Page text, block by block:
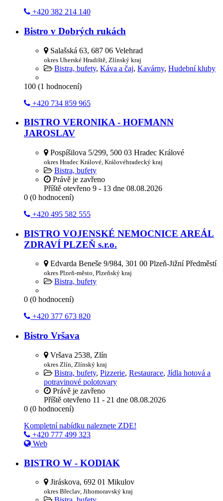
+420 382 214 140
Bistro v Dobrých rukách
Salašská 63, 687 06 Velehrad
okres Uherské Hradiště, Zlínský kraj
Bistra, bufety, Káva a čaj, Kavárny, Hudební kluby
100 (1 hodnocení)
+420 734 859 965
BISTRO VERONIKA - HOFMANN
JAROSLAV
Pospíšilova 5/299, 500 03 Hradec Králové
okres Hradec Králové, Královéhradecký kraj
Bistra, bufety
Právě je zavřeno
Příště otevřeno 9 - 13 dne 08.08.2026
0 (0 hodnocení)
+420 495 582 555
BISTRO VOJENSKÉ NEMOCNICE AREÁL
ZDRAVÍ PLZEŇ s.r.o.
Edvarda Beneše 9/984, 301 00 Plzeň-Jižní Předměstí
okres Plzeň-město, Plzeňský kraj
Bistra, bufety
0 (0 hodnocení)
+420 377 673 820
Bistro Vršava
Vršava 2538, Zlín
okres Zlín, Zlínský kraj
Bistra, bufety, Pizzerie, Restaurace, Jídla hotová a
potravinové polotovary
Právě je zavřeno
Příště otevřeno 11 - 21 dne 08.08.2026
0 (0 hodnocení)
Kompletní nabídku naleznete ZDE!
+420 777 499 323
Web
BISTRO W - KODIAK
Jiráskova, 692 01 Mikulov
okres Břeclav, Jihomoravský kraj